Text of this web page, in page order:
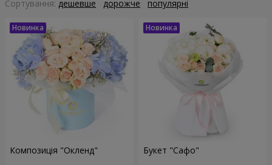
Сортування: дешевше дорожче популярні
Композиція "Окленд" Букет "Сафо"